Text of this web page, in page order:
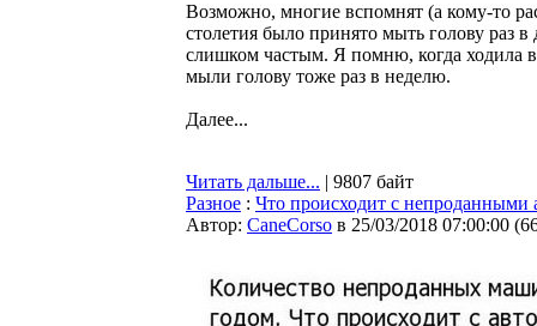
Возможно, многие вспомнят (а кому-то
столетия было принято мыть голову раз
слишком частым. Я помню, когда ходила
мыли голову тоже раз в неделю.
Далее...
Читать дальше... | 9807 байт
Разное : Что происходит с непроданными
Автор: CaneCorso в 25/03/2018 07:00:00 (